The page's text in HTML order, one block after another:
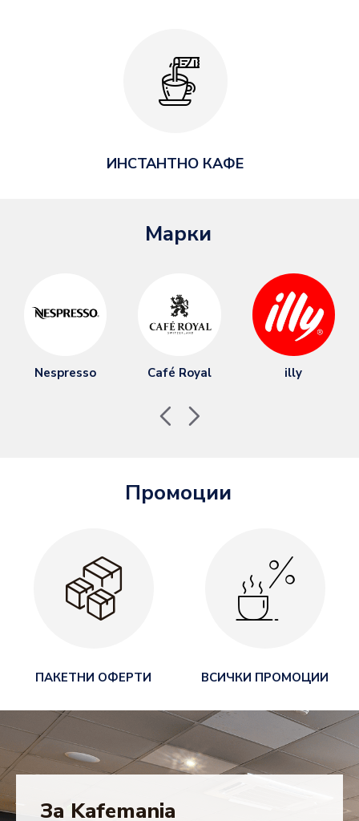
ИНСТАНТНО КАФЕ
Марки
Nespresso Café Royal illy
Промоции
ПАКЕТНИ ОФЕРТИ ВСИЧКИ ПРОМОЦИИ
За Kafemania